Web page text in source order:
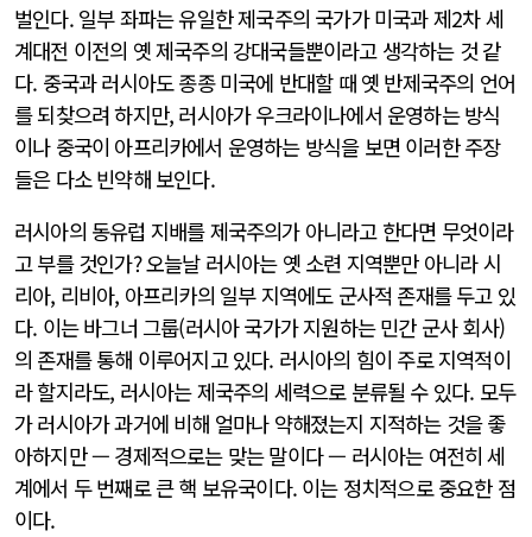
벌인다. 일부 좌파는 유일한 제국주의 국가가 미국과 제2차 세
계대전 이전의 옛 제국주의 강대국들뿐이라고 생각하는 것 같
다. 중국과 러시아도 종종 미국에 반대할 때 옛 반제국주의 언어
를 되찾으려 하지만, 러시아가 우크라이나에서 운영하는 방식
이나 중국이 아프리카에서 운영하는 방식을 보면 이러한 주장
들은 다소 빈약해 보인다.
러시아의 동유럽 지배를 제국주의가 아니라고 한다면 무엇이라
고 부를 것인가? 오늘날 러시아는 옛 소련 지역뿐만 아니라 시
리아, 리비아, 아프리카의 일부 지역에도 군사적 존재를 두고 있
다. 이는 바그너 그룹(러시아 국가가 지원하는 민간 군사 회사)
의 존재를 통해 이루어지고 있다. 러시아의 힘이 주로 지역적이
라 할지라도, 러시아는 제국주의 세력으로 분류될 수 있다. 모두
가 러시아가 과거에 비해 얼마나 약해졌는지 지적하는 것을 좋
아하지만 — 경제적으로는 맞는 말이다 — 러시아는 여전히 세
계에서 두 번째로 큰 핵 보유국이다. 이는 정치적으로 중요한 점
이다.